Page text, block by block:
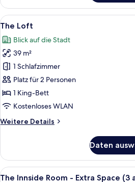
Innside
Room-
Extra
Alle
Fotos
für
The
Loft
anzeigen
Ein
4
The Loft
Blick auf die Stadt
39 m²
1 Schlafzimmer
Platz für 2 Personen
1 King-Bett
Kostenloses WLAN
Weitere Details
Weitere
Loft
Daten
Alle
Ein
4
The Innside Room - Extra Space (3